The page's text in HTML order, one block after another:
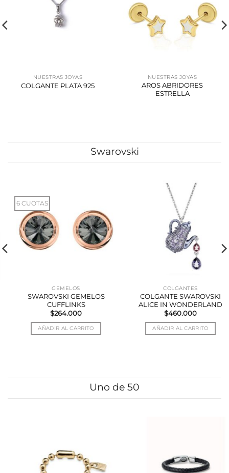
NUESTRAS JOYAS
COLGANTE PLATA 925
NUESTRAS JOYAS
AROS ABRIDORES
ESTRELLA
Swarovski
6 CUOTAS
GEMELOS
SWAROVSKI GEMELOS
CUFFLINKS
264.000
AÑADIR AL CARRITO
COLGANTES
COLGANTE SWAROVSKI
ALICE IN WONDERLAND
460.000
AÑADIR AL CARRITO
Uno de 50